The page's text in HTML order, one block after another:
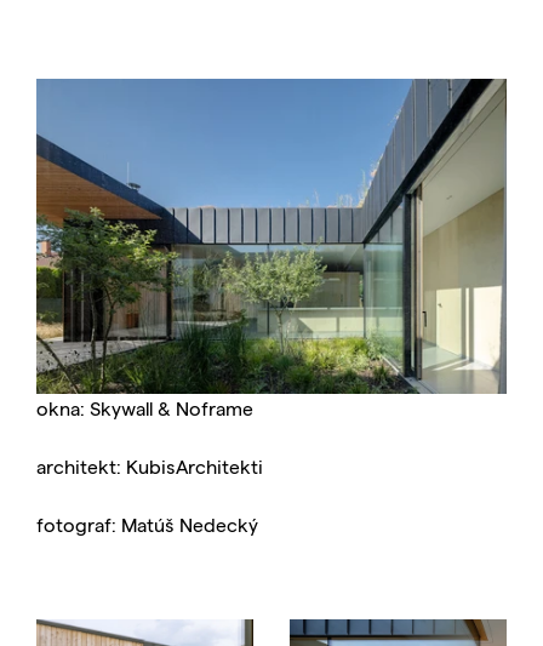
okna: Skywall & Noframe
architekt: KubisArchitekti
fotograf: Matúš Nedecký